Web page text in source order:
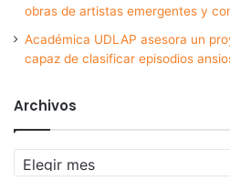
obras de artistas emergentes y
Académica UDLAP asesora un
capaz de clasificar episodios
Archivos
Archivos